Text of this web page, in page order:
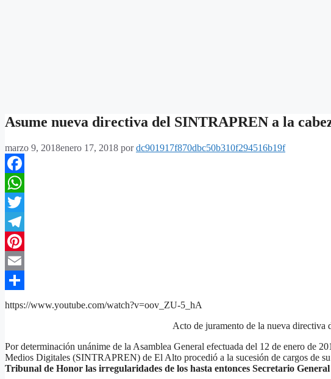
Asume nueva directiva del SINTRAPREN a la
marzo 9, 2018enero 17, 2018 pordc901917f870dbc50b310f294516b19f
Facebook
WhatsApp
Twitter
Telegram
Pinterest
Email
Compartir
https://www.youtube.com/watch?v=oov_ZU-5_hA
Acto de juramento de la nueva
Por determinación unánime de la Asamblea General efectuada del 12 de enero de
Medios Digitales (SINTRAPREN) de El Alto procedió a la sucesión de cargos de
Tribunal de Honor las irregularidades de los hasta entonces Secretario General